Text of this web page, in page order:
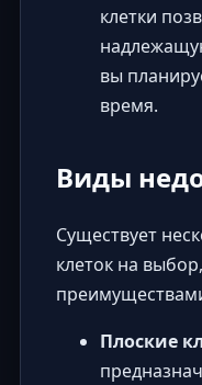
клетки
вы
время.
Виды
Существует
клеток на
Плоские